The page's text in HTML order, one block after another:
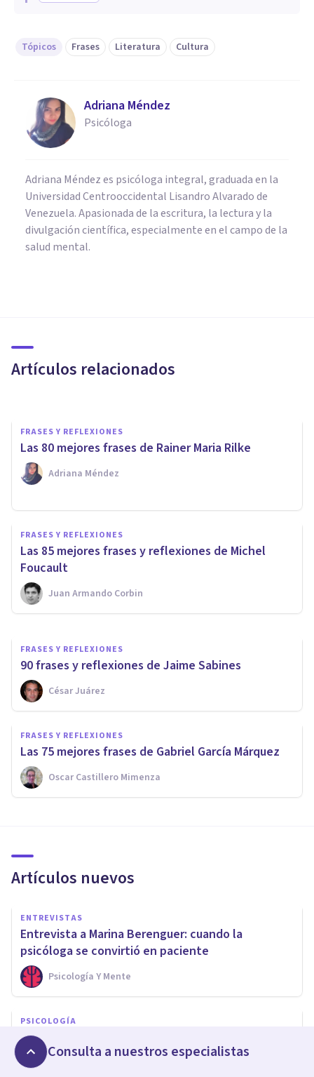
Tópicos Frases Literatura Cultura
Adriana Méndez
Psicóloga
Adriana Méndez es psicóloga integral, graduada en la
Universidad Centrooccidental Lisandro Alvarado de
Venezuela. Apasionada de la escritura, la lectura y la
divulgación científica, especialmente en el campo de la
salud mental.
Artículos relacionados
Groucho Marx
FRASES Y REFLEXIONES
Las 80 mejores frases de Rainer Maria Rilke
Adriana Méndez
FRASES Y REFLEXIONES
Las 85 mejores frases y reflexiones de Michel
Foucault
Juan Armando Corbin
75 frases y reflexiones de
Gabriela Mistral
César Juárez
FRASES Y REFLEXIONES
90 frases y reflexiones de Jaime Sabines
César Juárez
FRASES Y REFLEXIONES
Las 75 mejores frases de Gabriel García Márquez
Oscar Castillero Mimenza
Artículos nuevos
ENTREVISTAS
Entrevista a Marina Berenguer: cuando la
psicóloga se convirtió en paciente
Psicología Y Mente
PSICOLOGÍA
TDAH, Trauma Complejo y TLP: el solapamiento
clínico de las tres “T”
Consulta a nuestros especialistas